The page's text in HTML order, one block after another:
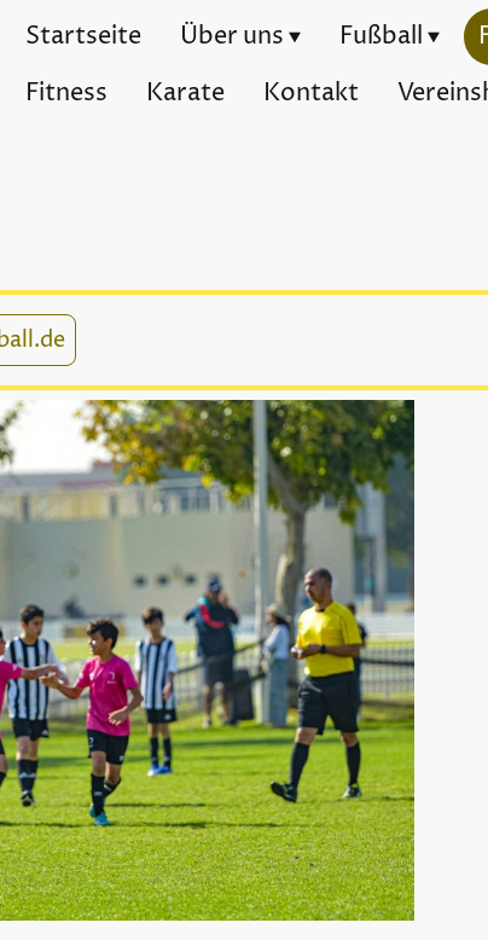
Startseite Über uns Fußball
Fitness
Karate Kontakt